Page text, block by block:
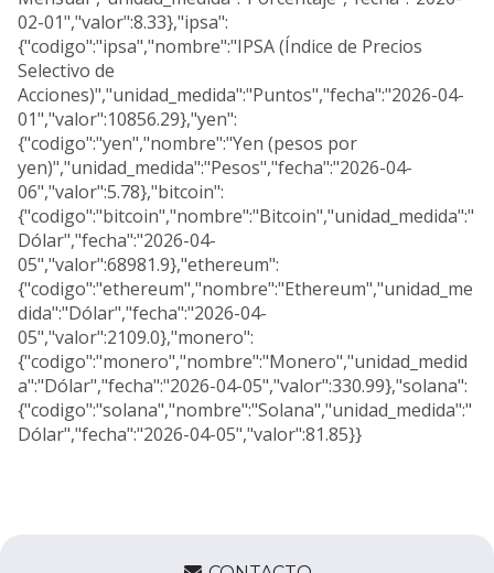
02-01","valor":8.33},"ipsa":
{"codigo":"ipsa","nombre":"IPSA (Índice de Precios
Selectivo de
Acciones)","unidad_medida":"Puntos","fecha":"2026-04-
01","valor":10856.29},"yen":
{"codigo":"yen","nombre":"Yen (pesos por
yen)","unidad_medida":"Pesos","fecha":"2026-04-
06","valor":5.78},"bitcoin":
{"codigo":"bitcoin","nombre":"Bitcoin","unidad_medida":"
Dólar","fecha":"2026-04-
05","valor":68981.9},"ethereum":
{"codigo":"ethereum","nombre":"Ethereum","unidad_me
dida":"Dólar","fecha":"2026-04-
05","valor":2109.0},"monero":
{"codigo":"monero","nombre":"Monero","unidad_medid
a":"Dólar","fecha":"2026-04-05","valor":330.99},"solana":
{"codigo":"solana","nombre":"Solana","unidad_medida":"
Dólar","fecha":"2026-04-05","valor":81.85}}